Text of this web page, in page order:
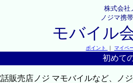
株式会社
ノジマ携
モバイル
ポイント ｜ マイペ
初めて
販売店ノジ マモバイルなど、ノ